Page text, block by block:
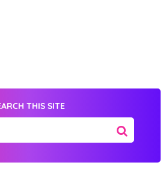
THIS SITE